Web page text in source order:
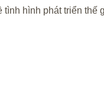
tình hình phát triển thế